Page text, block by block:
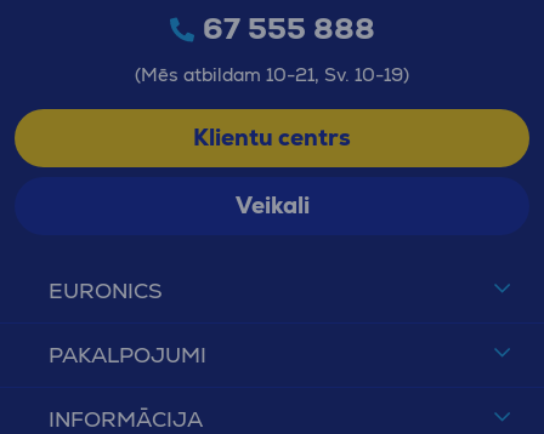
EURONICS
PAKALPOJUMI
INFORMĀCIJA
67 555 888
(Mēs atbildam 10-21, Sv. 10-19)
Klientu centrs
Veikali